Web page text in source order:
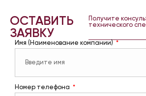
ОСТАВИТЬ
ЗАЯВКУ
Получите
технического
Имя (Наименование компании)
Номер телефона